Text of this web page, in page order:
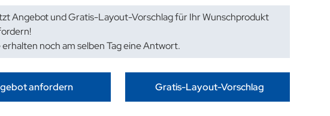
Angebot und Gratis-Layout-Vorschlag für Ihr Wunschprodukt
erhalten noch am selben Tag eine Antwort.
anfordern Gratis-Layout-Vorschlag